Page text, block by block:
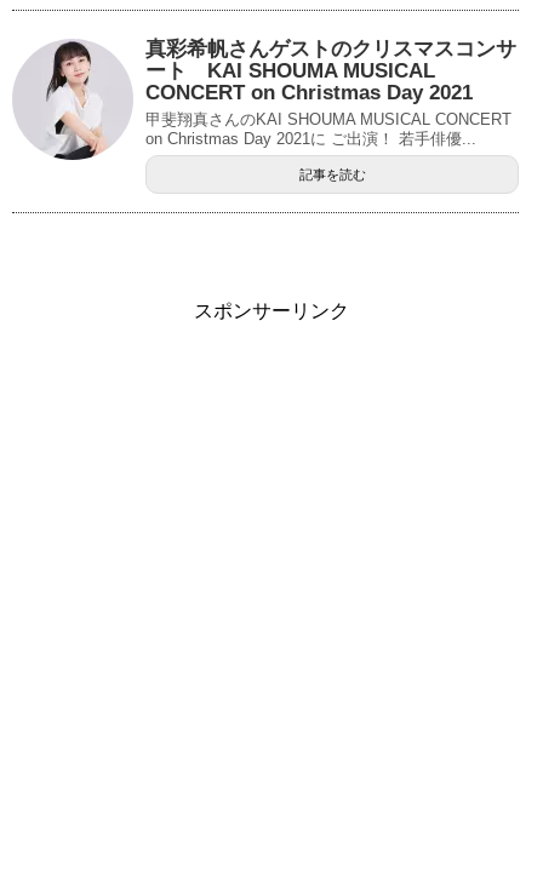
真彩希帆さんゲストのクリスマスコンサ
ート KAI SHOUMA MUSICAL
CONCERT on Christmas Day 2021
甲斐翔真さんのKAI SHOUMA MUSICAL CONCERT
on Christmas Day 2021に ご出演！ 若手俳優...
記事を読む
スポンサーリンク